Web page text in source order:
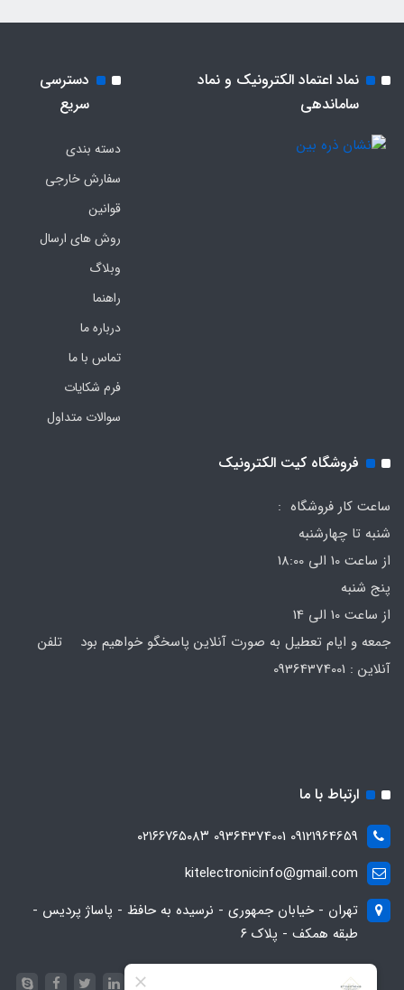
نماد اعتماد الکترونیک و نماد
ساماندهی
دسترسی
سریع
دسته بندی
سفارش خارجی
قوانین
روش های ارسال
وبلاگ
راهنما
درباره ما
تماس با ما
فرم‌ شکایات
سوالات متداول
فروشگاه کیت الکترونیک
ساعت کار فروشگاه :
شنبه تا چهارشنبه
از ساعت 10 الی 18:00
پنج شنبه
از ساعت 10 الی 14
جمعه و ایام تعطیل به صورت آنلاین پاسخگو خواهیم بود تلفن
ارتباط با ما
09121964659 09364374001 ۰۲۱۶۶۷۶۵۰۸۳
kitelectronicinfo@gmail.com
تهران - خیابان جمهوری - نرسیده به حافظ - پاساژ پردیس -
طبقه همکف - پلاک ۶